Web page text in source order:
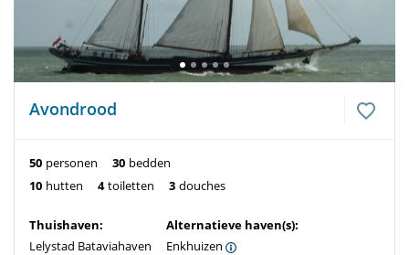
Avondrood
50 personen 30 bedden
10 hutten 4 toiletten 3 douches
Thuishaven:
Lelystad Bataviahaven
Alternatieve haven(s):
Enkhuizen